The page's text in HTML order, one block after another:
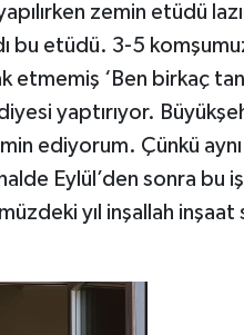
zemin etüdü
bu etüdü. 3-5
etmemiş ‘Ben birkaç
yaptırıyor.
ediyorum. Çünkü
Eylül’den sonra bu
yıl inşallah